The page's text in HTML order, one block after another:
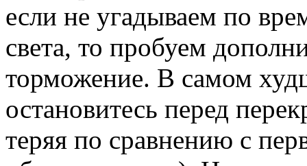
если не угадываем по
света, то пробуем
торможение. В самом
остановитесь перед
теряя по сравнению с